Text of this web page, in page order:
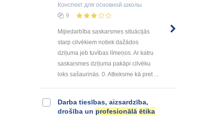
Конспект для основной школы
9
Mijiedarbība saskarsmes situācijās
starp cilvēkiem notiek dažādos
dziļuma jeb tuvības līmeņos. Ar katru
saskarsmes dziļuma pakāpi cilvēku
loks sašaurinās. 0. Attieksme kā pret ...
Darba tiesības, aizsardzība,
drošība un profesionālā ētika